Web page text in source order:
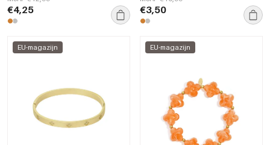
€4,25 €3,50
EU-magazijn EU-magazijn